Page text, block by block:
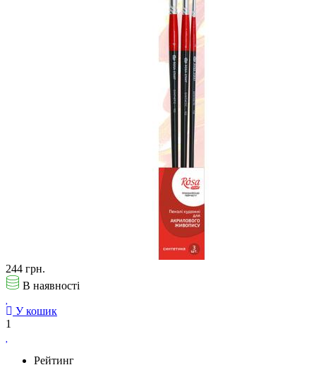
244 грн.
В наявності
У кошик
1
Рейтинг